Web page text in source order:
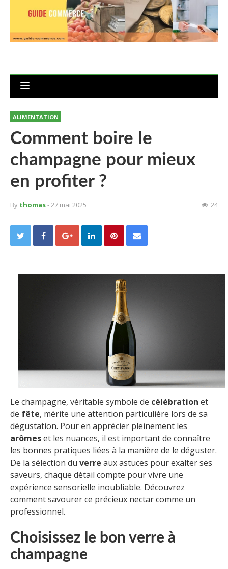
ALIMENTATION
Comment boire le
champagne pour mieux
en profiter ?
By thomas- 27 mai 2025 24
Le champagne, véritable symbole de célébration et
de fête, mérite une attention particulière lors de sa
dégustation. Pour en apprécier pleinement les
arômeset les nuances, il est important de connaître
les bonnes pratiques liées à la manière de le déguster.
De la sélection du verre aux astuces pour exalter ses
saveurs, chaque détail compte pour vivre une
expérience sensorielle inoubliable. Découvrez
comment savourer ce précieux nectar comme un
professionnel.
Choisissez le bon verre à
champagne